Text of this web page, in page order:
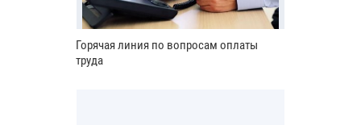
Горячая линия по вопросам оплаты
труда